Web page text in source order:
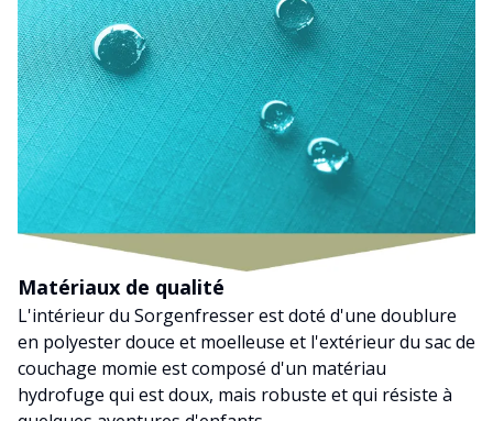
Matériaux de qualité
L'intérieur du Sorgenfresser est doté d'une doublure
en polyester douce et moelleuse et l'extérieur du sac de
couchage momie est composé d'un matériau
hydrofuge qui est doux, mais robuste et qui résiste à